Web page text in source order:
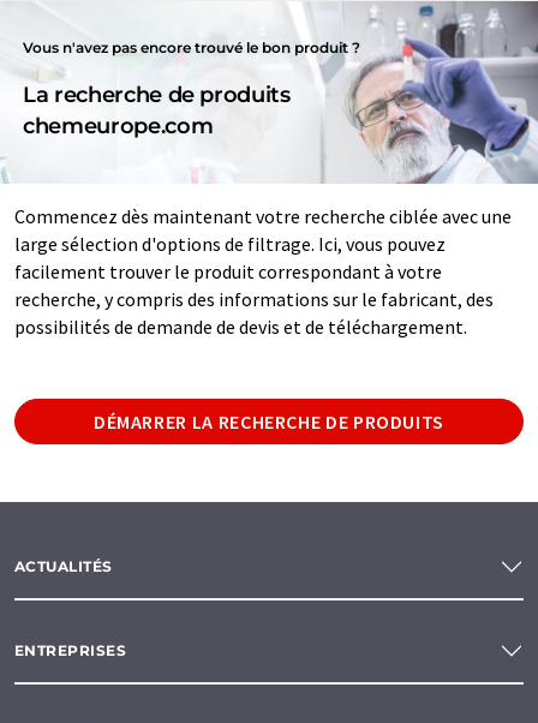
Vous n'avez pas encore trouvé le bon produit ?
La recherche de produits
chemeurope.com
Commencez dès maintenant votre recherche ciblée avec une
large sélection d'options de filtrage. Ici, vous pouvez
facilement trouver le produit correspondant à votre
recherche, y compris des informations sur le fabricant, des
possibilités de demande de devis et de téléchargement.
DÉMARRER LA RECHERCHE DE PRODUITS
ACTUALITÉS
ENTREPRISES